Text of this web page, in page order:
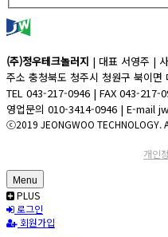
(주)정우테크놀러지 | 대표 서영주 |
주소 충청북도 청주시 청원구 북이
TEL 043-217-0946 | FAX 043-217-
영업문의 010-3414-0946 | E-mail
ⓒ2019 JEONGWOO TECHNOLOGY.
개인
Menu
PLUS
로그인
회원가입